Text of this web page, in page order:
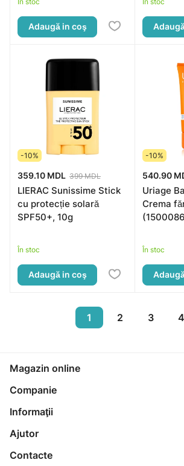
Adaugă in coş
-10%
359.10 MDL 399 MDL
LIERAC Sunissime Stick
cu protecție solară
SPF50+, 10g
În stoc
Adaugă in coş
-10%
540.90
Uriage
Crema
În stoc
1 2 3 4
Magazin online
Companie
Informaţii
Ajutor
Contacte